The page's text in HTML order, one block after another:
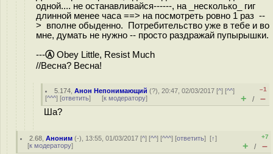
одной.... не останавливайся------, на _несколько_ гиг
длинной менее часа ==> на посмотреть ровно 1 раз --
> вполне обыденно. Потребительство уже в тебе и во
мне, думать не нужно -- просто раздражай пупырышки.
---ⒶObey Little, Resist Much
//Весна? Весна!
5.174 ,Анон Непонимающий (?), 20:47, 02/03/2017 [^] [^^]
[^^^] [ответить] [к модератору]
–1
+ / –
Ша?
2.68 ,Аноним (-), 13:55, 01/03/2017 [^] [^^] [^^^] [ответить][↑]
[к модератору]
+7
+ / –